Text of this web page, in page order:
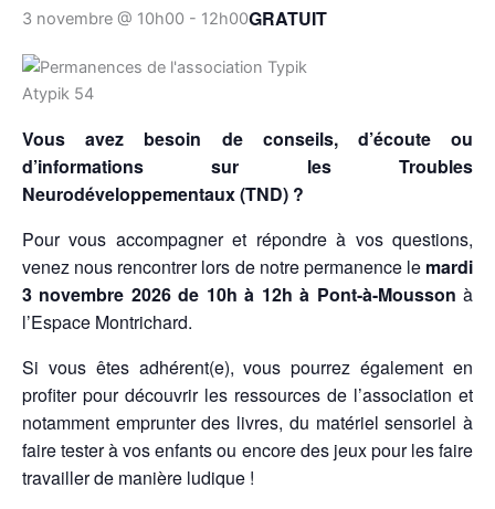
3 novembre @ 10h00 - 12h00GRATUIT
Vous avez besoin de conseils, d’écoute ou
d’informations sur les Troubles
Neurodéveloppementaux (TND) ?
Pour vous accompagner et répondre à vos questions,
venez nous rencontrer lors de notre permanence le mardi
3 novembre 2026 de 10h à 12h à Pont-à-Mousson à
l’Espace Montrichard.
Si vous êtes adhérent(e), vous pourrez également en
profiter pour découvrir les ressources de l’association et
notamment emprunter des livres, du matériel sensoriel à
faire tester à vos enfants ou encore des jeux pour les faire
travailler de manière ludique !